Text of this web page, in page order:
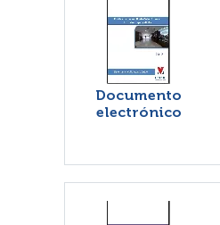
Documento
electrónico